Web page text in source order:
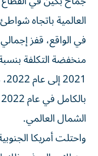
العالمية باتجاه
في الواقع، قفز
الشمال العالمي.